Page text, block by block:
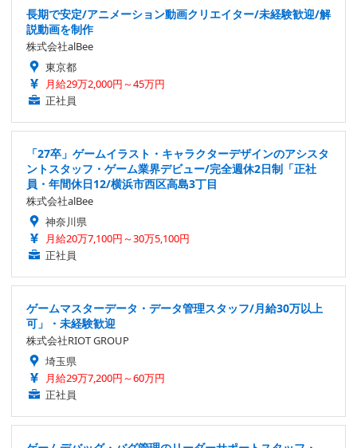
長期で安定/アニメーション動画クリエイター/未経験歓迎/解
説動画を制作
株式会社alBee
東京都
月給29万2,000円～45万円
正社員
「27卒」ゲームイラスト・キャラクターデザインのアシスタ
ントスタッフ・ゲーム業界デビュー/完全週休2日制「正社
員・年間休日12/横浜市西区高島3丁目
株式会社alBee
神奈川県
月給20万7,100円～30万5,100円
正社員
ゲームマスターデータ・データ管理スタッフ/月給30万以上
可」・未経験歓迎
株式会社RIOT GROUP
埼玉県
月給29万7,200円～60万円
正社員